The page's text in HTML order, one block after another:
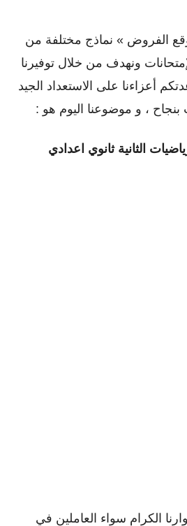
الفروض » نماذج مختلفة من
ونهدف من خلال توفيرنا
أعزاءنا على الاستعداد الجيد
بنجاح ، و موضوعنا اليوم هو :
الثانية ثانوي اعدادي
الكرام سواء العاملين في